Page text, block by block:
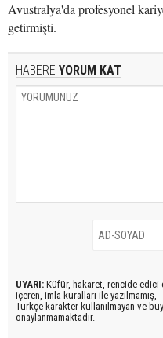
Avustralya'da profesyonel
getirmişti.
HABERE YORUM KAT
UYARI: Küfür, hakaret, rencide edici
içeren, imla kuralları ile yazılmamış,
Türkçe karakter kullanılmayan ve
onaylanmamaktadır.